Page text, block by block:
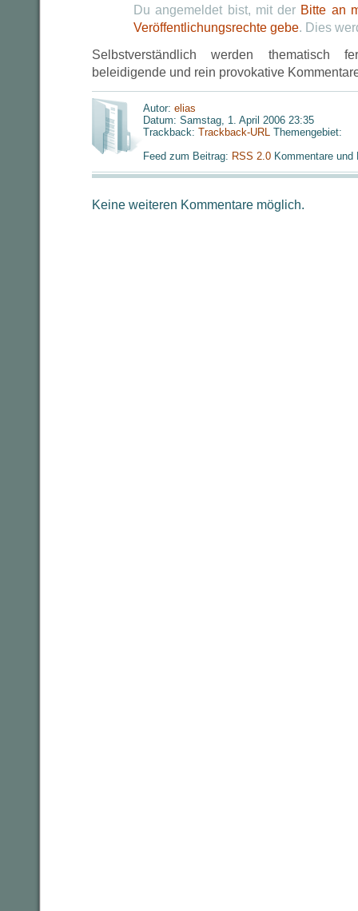
Du angemeldet bist, mit der Bitte an
Veröffentlichungsrechte gebe. Dies
Selbstverständlich werden thematisch
beleidigende und rein provokative
Autor: elias
Datum: Samstag, 1. April 2006 23:35
Trackback: Trackback-URL Themengebiet:
Feed zum Beitrag: RSS 2.0 Kommentare
Keine weiteren Kommentare möglich.